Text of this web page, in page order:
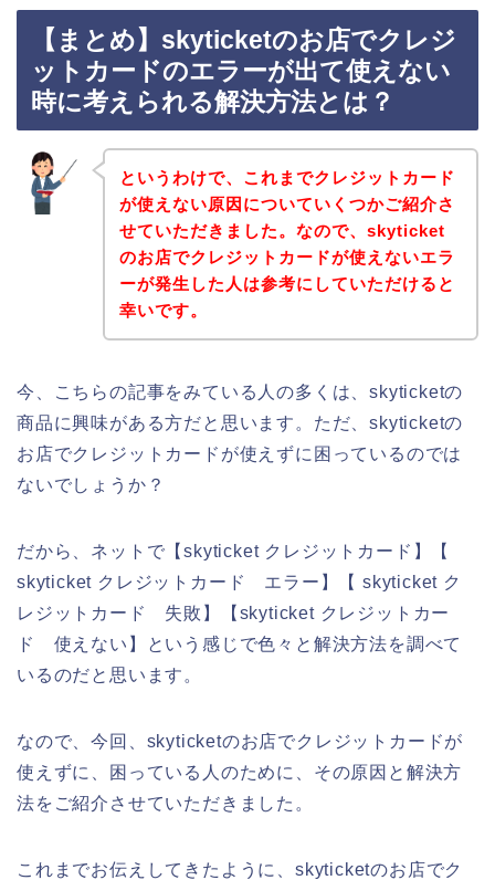
【まとめ】skyticketのお店でクレジ
ットカードのエラーが出て使えない
時に考えられる解決方法とは？
というわけで、これまでクレジットカード
が使えない原因についていくつかご紹介さ
せていただきました。なので、skyticket
のお店でクレジットカードが使えないエラ
ーが発生した人は参考にしていただけると
幸いです。
今、こちらの記事をみている人の多くは、skyticketの
商品に興味がある方だと思います。ただ、skyticketの
お店でクレジットカードが使えずに困っているのでは
ないでしょうか？
だから、ネットで【skyticket クレジットカード】【
skyticket クレジットカード エラー】【 skyticket ク
レジットカード 失敗】【skyticket クレジットカー
ド 使えない】という感じで色々と解決方法を調べて
いるのだと思います。
なので、今回、skyticketのお店でクレジットカードが
使えずに、困っている人のために、その原因と解決方
法をご紹介させていただきました。
これまでお伝えしてきたように、skyticketのお店でク